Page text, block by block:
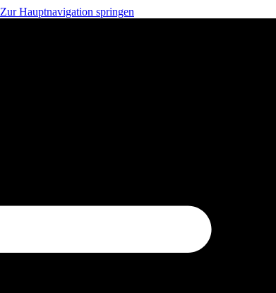
Zur Hauptnavigation springen